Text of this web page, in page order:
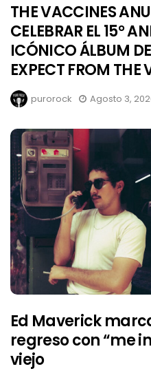
THE VACCINES
CELEBRAR EL 15°
ICÓNICO ÁLBUM
EXPECT FROM THE
purorock Agosto 3,
Ed Maverick
regreso con “me
viejo